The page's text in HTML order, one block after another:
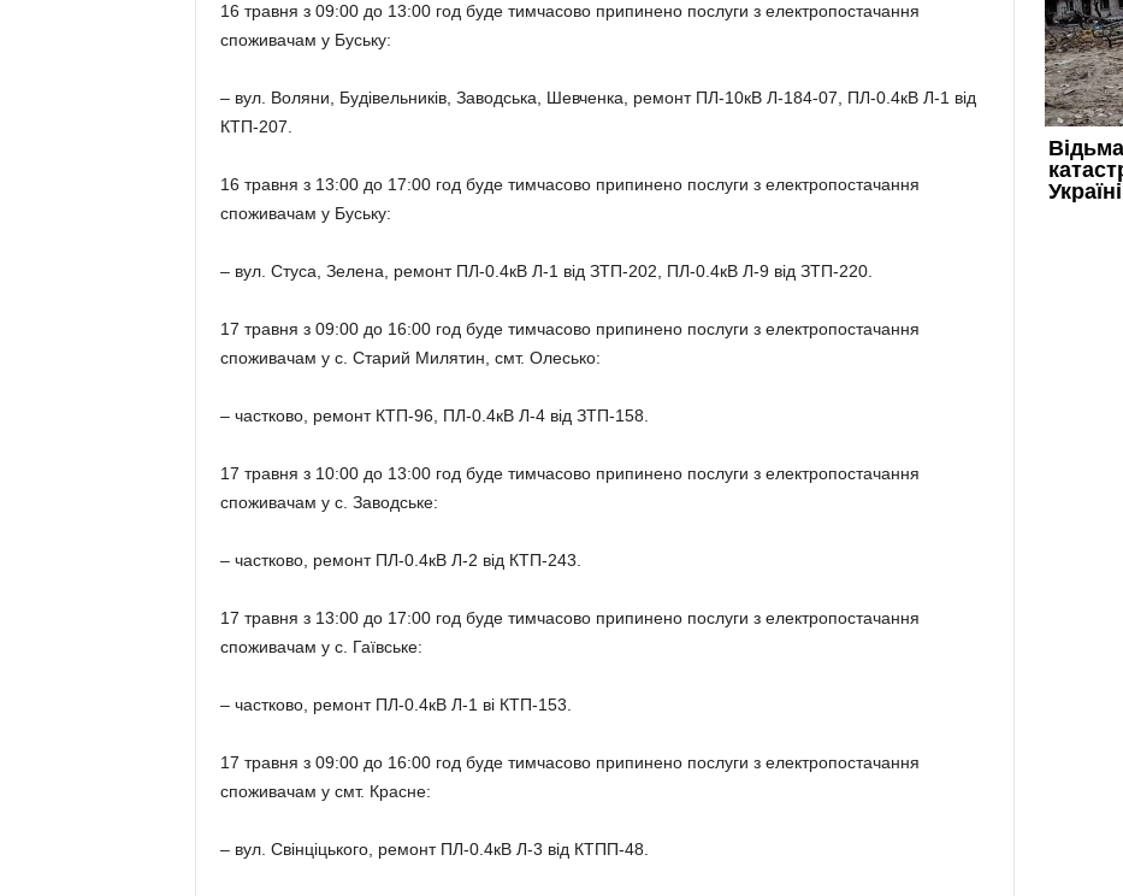
16 травня з 09:00 до 13:00 год буде тимчасово припинено послуги з електропостачання
споживачам у Буську:
– вул. Воляни, Будівельників, Заводська, Шевченка, ремонт ПЛ-10кВ Л-184-07, ПЛ-0.4кВ Л-1 від
КТП-207.
16 травня з 13:00 до 17:00 год буде тимчасово припинено послуги з електропостачання
споживачам у Буську:
– вул. Стуса, Зелена, ремонт ПЛ-0.4кВ Л-1 від ЗТП-202, ПЛ-0.4кВ Л-9 від ЗТП-220.
17 травня з 09:00 до 16:00 год буде тимчасово припинено послуги з електропостачання
споживачам у с. Старий Милятин, смт. Олесько:
– частково, ремонт КТП-96, ПЛ-0.4кВ Л-4 від ЗТП-158.
17 травня з 10:00 до 13:00 год буде тимчасово припинено послуги з електропостачання
споживачам у с. Заводське:
– частково, ремонт ПЛ-0.4кВ Л-2 від КТП-243.
17 травня з 13:00 до 17:00 год буде тимчасово припинено послуги з електропостачання
споживачам у с. Гаївське:
– частково, ремонт ПЛ-0.4кВ Л-1 ві КТП-153.
17 травня з 09:00 до 16:00 год буде тимчасово припинено послуги з електропостачання
споживачам у смт. Красне:
– вул. Свінціцького, ремонт ПЛ-0.4кВ Л-3 від КТПП-48.